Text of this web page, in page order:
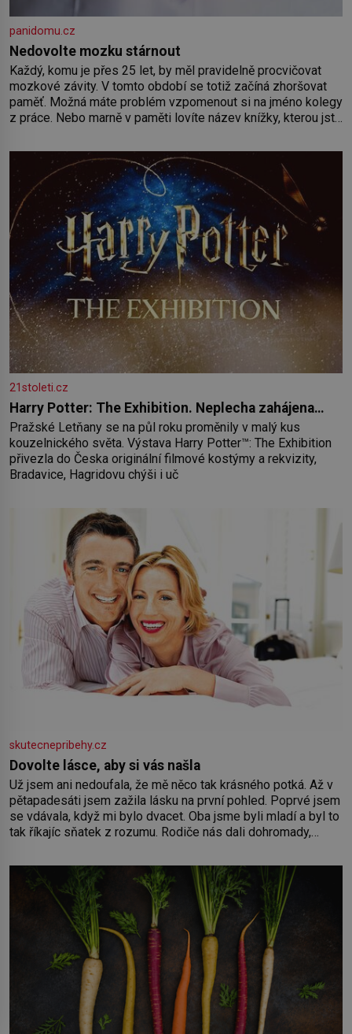
panidomu.cz
Nedovolte mozku stárnout
Každý, komu je přes 25 let, by měl pravidelně procvičovat
mozkové závity. V tomto období se totiž začíná zhoršovat
paměť. Možná máte problém vzpomenout si na jméno kolegy
z práce. Nebo marně v paměti lovíte název knížky, kterou jste
paměť rozhodla stávkovat. Cvičte
21stoleti.cz
Harry Potter: The Exhibition. Neplecha zahájena…
Pražské Letňany se na půl roku proměnily v malý kus
kouzelnického světa. Výstava Harry Potter™: The Exhibition
přivezla do Česka originální filmové kostýmy a rekvizity,
Bradavice, Hagridovu chýši i uč
skutecnepribehy.cz
Dovolte lásce, aby si vás našla
Už jsem ani nedoufala, že mě něco tak krásného potká. Až v
pětapadesáti jsem zažila lásku na první pohled. Poprvé jsem
se vdávala, když mi bylo dvacet. Oba jsme byli mladí a byl to
tak říkajíc sňatek z rozumu. Rodiče nás dali dohromady,
oběma moc nesvědčilo, brzy jsme zjistili, že